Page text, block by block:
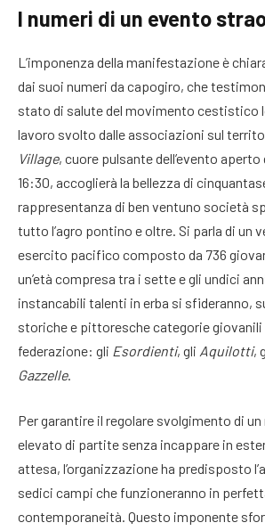
I numeri di un evento
L’imponenza della manifestazione è
dai suoi numeri da capogiro, che
stato di salute del movimento cestistico
lavoro svolto dalle associazioni sul
Village, cuore pulsante dell’evento aperto
16:30, accoglierà la bellezza di
rappresentanza di ben ventuno società
tutto l’agro pontino e oltre. Si parla di un
esercito pacifico composto da 736
un’età compresa tra i sette e gli undici
instancabili talenti in erba si sfideranno,
storiche e pittoresche categorie giovanili
federazione: gli Esordienti, gli Aquilotti,
Gazzelle.
Per garantire il regolare svolgimento di
elevato di partite senza incappare in
attesa, l’organizzazione ha predisposto
sedici campi che funzioneranno in
contemporaneità. Questo imponente